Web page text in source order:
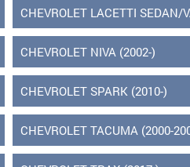
CHEVROLET LACETTI SEDAN/
CHEVROLET NIVA (2002-)
CHEVROLET SPARK (2010-)
CHEVROLET TACUMA (2000-